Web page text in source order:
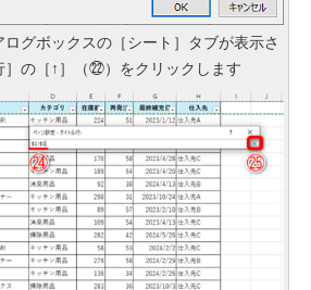
ログボックスの［シート］タブが表示さ
の［↑］（㉒）をクリックします